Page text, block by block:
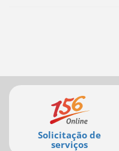
Mais
serviços
Solicitação de
serviços